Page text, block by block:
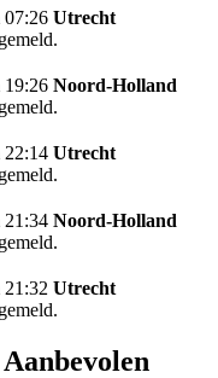
07:26 Utrecht
19:26 Noord-Holland
22:14 Utrecht
21:34 Noord-Holland
21:32 Utrecht